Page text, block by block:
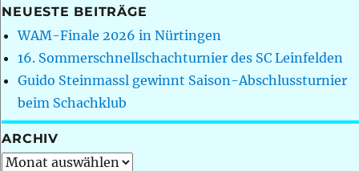
NEUESTE BEITRÄGE
WAM-Finale 2026 in Nürtingen
16. Sommerschnellschachturnier des SC Leinfelden
Guido Steinmassl gewinnt Saison-Abschlussturnier
beim Schachklub
ARCHIV
Archiv